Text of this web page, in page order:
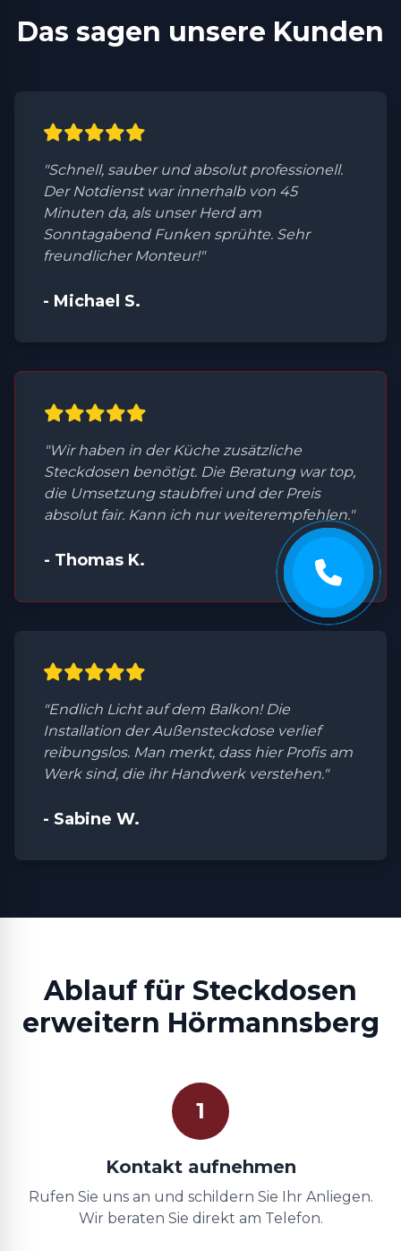
Das sagen unsere Kunden
"Schnell, sauber und absolut professionell.
Der Notdienst war innerhalb von 45
Minuten da, als unser Herd am
Sonntagabend Funken sprühte. Sehr
freundlicher Monteur!"
- Michael S.
"Wir haben in der Küche zusätzliche
Steckdosen benötigt. Die Beratung war top,
die Umsetzung staubfrei und der Preis
absolut fair. Kann ich nur weiterempfehlen."
- Thomas K.
"Endlich Licht auf dem Balkon! Die
Installation der Außensteckdose verlief
reibungslos. Man merkt, dass hier Profis am
Werk sind, die ihr Handwerk verstehen."
- Sabine W.
Ablauf für Steckdosen
erweitern Hörmannsberg
1
Kontakt aufnehmen
Rufen Sie uns an und schildern Sie Ihr Anliegen.
Wir beraten Sie direkt am Telefon.